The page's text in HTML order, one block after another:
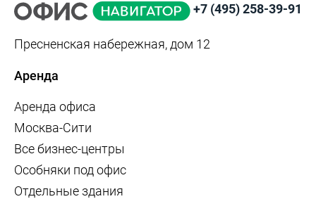
+7 (495) 258-39-91
Пресненская набережная, дом 12
Аренда
Аренда офиса
Москва-Сити
Все бизнес-центры
Особняки под офис
Отдельные здания